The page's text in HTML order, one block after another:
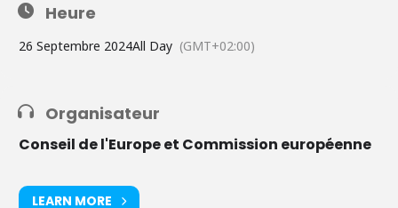
ateliers de traduction, des foires linguistiques, des expositions
d’informations !
Heure
26 Septembre 2024All Day (GMT+02:00)
Organisateur
Conseil de l'Europe et Commission européenne
LEARN MORE